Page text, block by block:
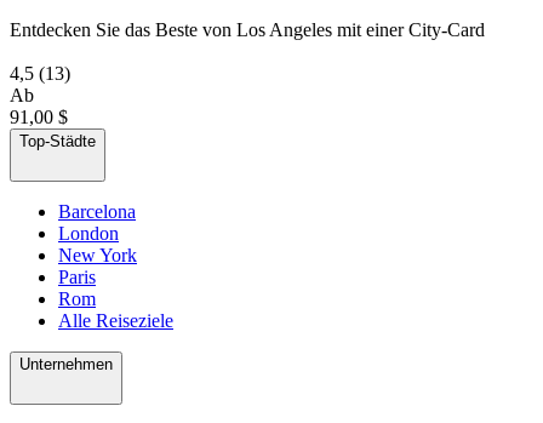
Entdecken Sie das Beste von Los Angeles mit einer City-Card
4,5 (13)
Ab
91,00 $
Top-Städte
Barcelona
London
New York
Paris
Rom
Alle Reiseziele
Unternehmen